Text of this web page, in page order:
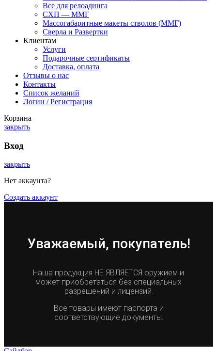
Все для релоадинга
СХП — ММГ
Массогабаритные макеты стволов (ММГ)
Сверла и Развертки
Клиентам
Услуги
Подарочные сертификаты
Доставка, оплата
Отзывы о нас
Контакты
Список желаний
Логин / Регистрация
Корзина
закрыть
Вход
закрыть
Нет аккаунта?
Создать аккаунт
Уважаемый, покупатель!
Наша продукция НЕ ЯВЛЯЕТСЯ оружием и
может приобретаться без специальных
разрешений и лицензий.
Все товары имеют паспорта и
соответствующие документы.